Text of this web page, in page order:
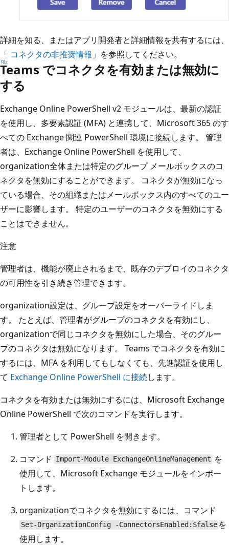
詳細を知る、またはアプリ開発者と詳細情報を共有するには、
「 コネクタの非推奨情報 」を参照してください。
Teams でコネクタを有効または無効に
する
Exchange Online PowerShell v2 モジュールは、最新の認証
を使用し、多要素認証 (MFA) と連携して、Microsoft 365 のす
べての Exchange 関連 PowerShell 環境に接続します。 管理
者は、Exchange Online PowerShell を使用して、
organization全体または特定のグループ メールボックスのコ
ネクタを無効にすることができます。 コネクタが無効になっ
ている場合、その組織またはメールボックス内のすべてのユー
ザーに影響します。 特定のユーザーのコネクタを無効にする
ことはできません。
注意
管理者は、機能が廃止されるまで、既存のデプロイのコネクタ
の可用性を引き続き管理できます。
organization設定は、グループ設定をオーバーライドしま
す。 たとえば、管理者がグループのコネクタを有効にし、
organizationで同じコネクタを無効にした場合、そのグルー
プのコネクタは無効になります。 Teams でコネクタを有効に
するには、MFA を利用してもしなくても、先進認証を使用し
て Exchange Online PowerShell に接続します。
コネクタを有効または無効にするには、Microsoft Exchange
Online PowerShell で次のコマンドを実行します。
管理者として PowerShell を開きます。
コマンド
Import-Module ExchangeOnlineManagement を
使用して、Microsoft Exchange モジュールをインポー
トします。
organizationでコネクタを無効にするには、コマンド
Set-OrganizationConfig -ConnectorsEnabled:$false を
使用します。